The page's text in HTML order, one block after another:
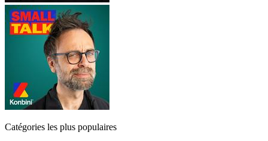
Catégories les plus populaires